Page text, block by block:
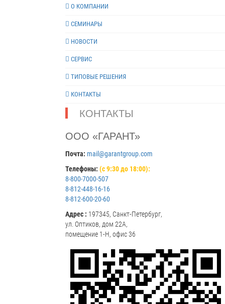
О КОМПАНИИ
СЕМИНАРЫ
НОВОСТИ
СЕРВИС
ТИПОВЫЕ РЕШЕНИЯ
КОНТАКТЫ
КОНТАКТЫ
ООО «ГАРАНТ»
Почта: mail@garantgroup.com
Телефоны: (с 9:30 до 18:00):
8-800-7000-507
8-812-448-16-16
8-812-600-20-60
Адрес : 197345, Санкт-Петербург,
ул. Оптиков, дом 22А,
помещение 1-Н, офис 36